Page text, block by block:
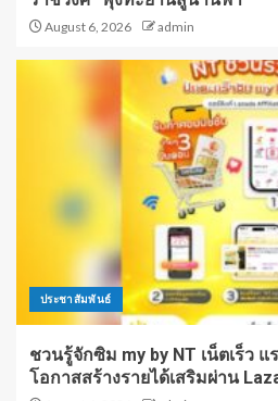
August 6, 2026 admin
ประชาสัมพันธ์
ชวนรู้จักซิม my by NT เน็ตเร็ว
โอกาสสร้างรายได้เสริมผ่าน